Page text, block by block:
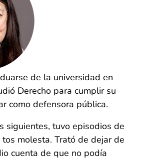
de la universidad en
Derecho para cumplir su
como defensora pública.
siguientes, tuvo episodios de
molesta. Trató de dejar de
cuenta de que no podía